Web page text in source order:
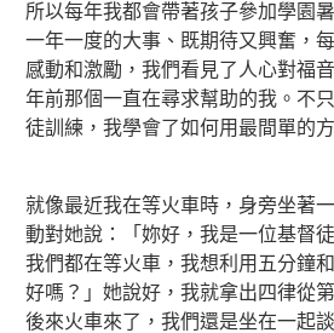
所以每年我都會帶著孩子參加學園
一年一度的大事、既期待又興奮，
感動和激勵，我們看見了人心對福
年前那個一直在尋求幫助的我。不
徒訓練，我學會了如何用最間單的
就像最近我在等火車時，身旁坐著
動對她說：「妳好，我是一位基督
我們都在等火車，我想利用五分鐘
好嗎？」她說好，我就拿出四律從
後來火車來了，我們還是坐在一起